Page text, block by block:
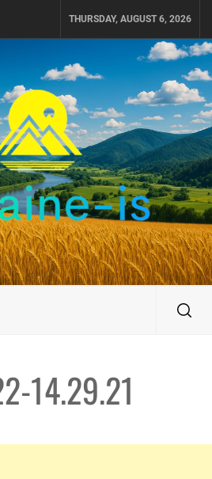
THURSDAY, AUGUST 6, 2026
14.29.21